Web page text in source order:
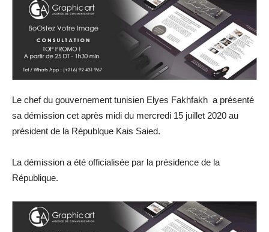
Le chef du gouvernement tunisien Elyes Fakhfakh a présenté
sa démission cet après midi du mercredi 15 juillet 2020 au
président de la Républque Kais Saied.
La démission a été officialisée par la présidence de la
République.